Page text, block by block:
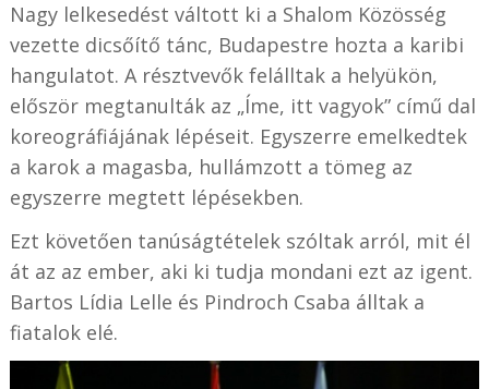
Nagy lelkesedést váltott ki a Shalom Közösség
vezette dicsőítő tánc, Budapestre hozta a karibi
hangulatot. A résztvevők felálltak a helyükön,
először megtanulták az „Íme, itt vagyok” című dal
koreográfiájának lépéseit. Egyszerre emelkedtek
a karok a magasba, hullámzott a tömeg az
egyszerre megtett lépésekben.
Ezt követően tanúságtételek szóltak arról, mit él
át az az ember, aki ki tudja mondani ezt az igent.
Bartos Lídia Lelle és Pindroch Csaba álltak a
fiatalok elé.